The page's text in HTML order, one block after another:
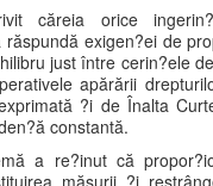
căreia orice
exigen?ei de
just între cerin?ele
apărării
?i de Înalta
constantă.
a re?inut că
măsurii ?i